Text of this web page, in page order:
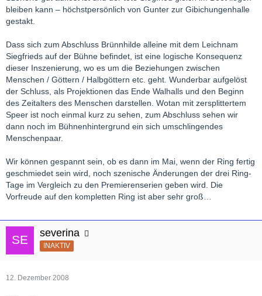
bleiben kann – höchstpersönlich von Gunter zur Gibichungenhalle
gestakt.
Dass sich zum Abschluss Brünnhilde alleine mit dem Leichnam
Siegfrieds auf der Bühne befindet, ist eine logische Konsequenz
dieser Inszenierung, wo es um die Beziehungen zwischen
Menschen / Göttern / Halbgöttern etc. geht. Wunderbar aufgelöst
der Schluss, als Projektionen das Ende Walhalls und den Beginn
des Zeitalters des Menschen darstellen. Wotan mit zersplittertem
Speer ist noch einmal kurz zu sehen, zum Abschluss sehen wir
dann noch im Bühnenhintergrund ein sich umschlingendes
Menschenpaar.
Wir können gespannt sein, ob es dann im Mai, wenn der Ring fertig
geschmiedet sein wird, noch szenische Änderungen der drei Ring-
Tage im Vergleich zu den Premierenserien geben wird. Die
Vorfreude auf den kompletten Ring ist aber sehr groß…
severina
INAKTIV
12. Dezember 2008